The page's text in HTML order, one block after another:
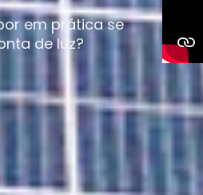
em prática se
de luz?